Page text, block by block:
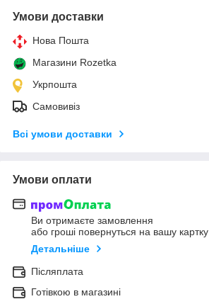
Умови доставки
Нова Пошта
Магазини Rozetka
Укрпошта
Самовивіз
Всі умови доставки
Умови оплати
Ви отримаєте замовлення
або гроші повернуться на вашу картку
Детальніше
Післяплата
Готівкою в магазині